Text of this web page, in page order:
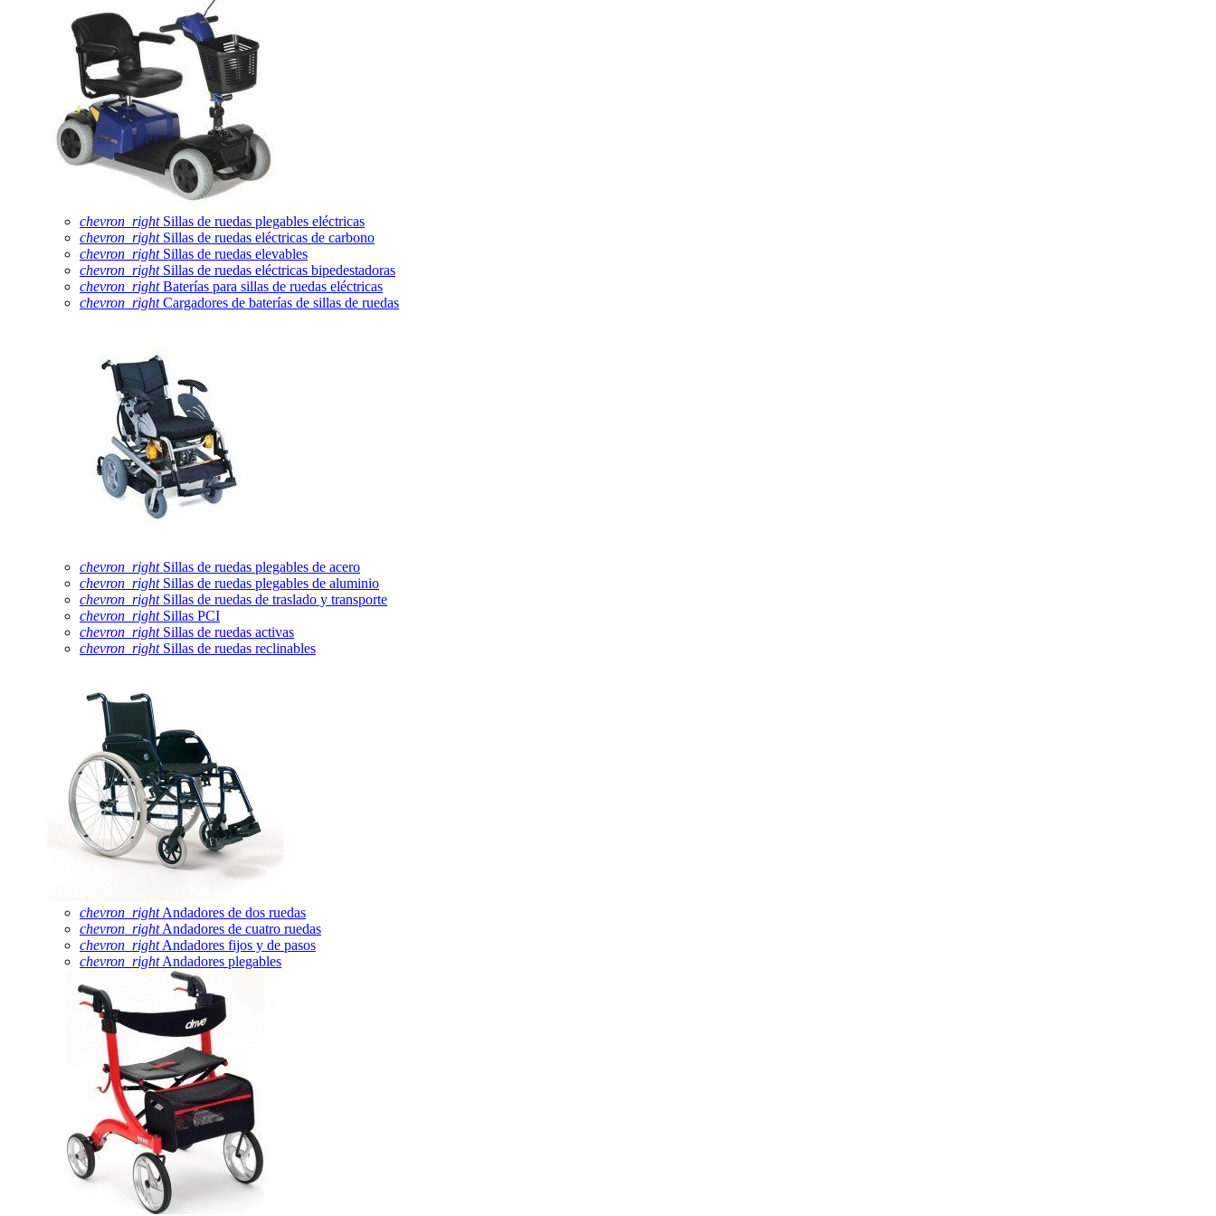
chevron_rightSillas de ruedas plegables eléctricas
chevron_rightSillas de ruedas eléctricas de carbono
chevron_rightSillas de ruedas elevables
chevron_rightSillas de ruedas eléctricas bipedestadoras
chevron_rightBaterías para sillas de ruedas eléctricas
chevron_rightCargadores de baterías de sillas de ruedas
chevron_rightSillas de ruedas plegables de acero
chevron_rightSillas de ruedas plegables de aluminio
chevron_rightSillas de ruedas de traslado y transporte
chevron_rightSillas PCI
chevron_rightSillas de ruedas activas
chevron_rightSillas de ruedas reclinables
chevron_rightAndadores de dos ruedas
chevron_rightAndadores de cuatro ruedas
chevron_rightAndadores fijos y de pasos
chevron_rightAndadores plegables